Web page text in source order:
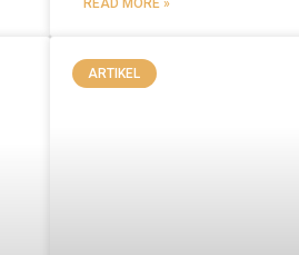
READ MORE »
ARTIKEL